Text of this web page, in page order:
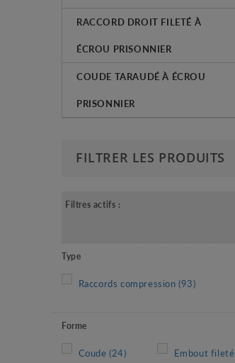
RACCORD DROIT FILETÉ À
ÉCROU PRISONNIER
COUDE TARAUDÉ À ÉCROU
PRISONNIER
FILTRER LES PRODUITS
Filtres actifs :
Type
Raccords compression (93)
Forme
Coude (24) Embout fileté